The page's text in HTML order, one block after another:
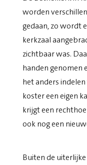
worden
gedaan, zo wordt
kerkzaal
zichtbaar was.
handen genomen
het anders
koster een eigen
krijgt een
ook nog een
Buiten de